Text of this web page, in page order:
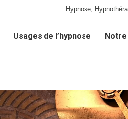
Hypnose,
Usages de l’hypnose
Usages de l’hypnose Notre